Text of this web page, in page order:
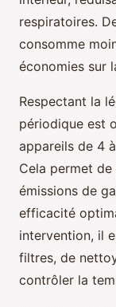
respiratoires.
consomme
économies sur
Respectant la
périodique est
appareils de 4
Cela permet
émissions de
efficacité
intervention, il
filtres, de
contrôler la